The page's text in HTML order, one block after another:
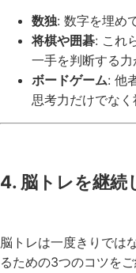
数独: 数字を埋め
将棋や囲碁: これ
一手を判断する力
ボードゲーム: 他
思考力だけでなく
4. 脳トレを継続
脳トレは一度きりでは
るための3つのコツをご